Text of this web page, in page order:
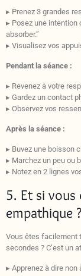
▸ Prenez 3 grandes
▸ Posez une intention
absorber.”
▸ Visualisez vos
Pendant la séance :
▸ Revenez à votre
▸ Gardez un contact
▸ Observez vos
Après la séance :
▸ Buvez une boisson
▸ Marchez un peu ou
▸ Notez en 2 lignes
5. Et si vous
empathique ?
Vous êtes facilement
secondes ? C’est un
▸ Apprenez à dire